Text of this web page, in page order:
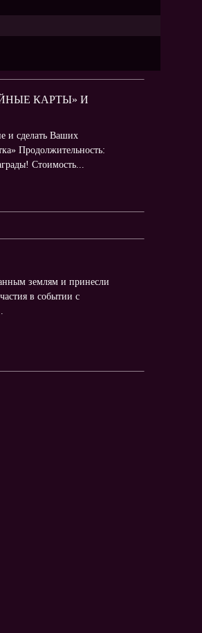
КАРТЫ» И
и сделать Ваших
Продолжительность:
Стоимость...
землям и принесли
в событии с